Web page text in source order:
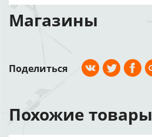
Магазины
Поделиться
Похожие товары